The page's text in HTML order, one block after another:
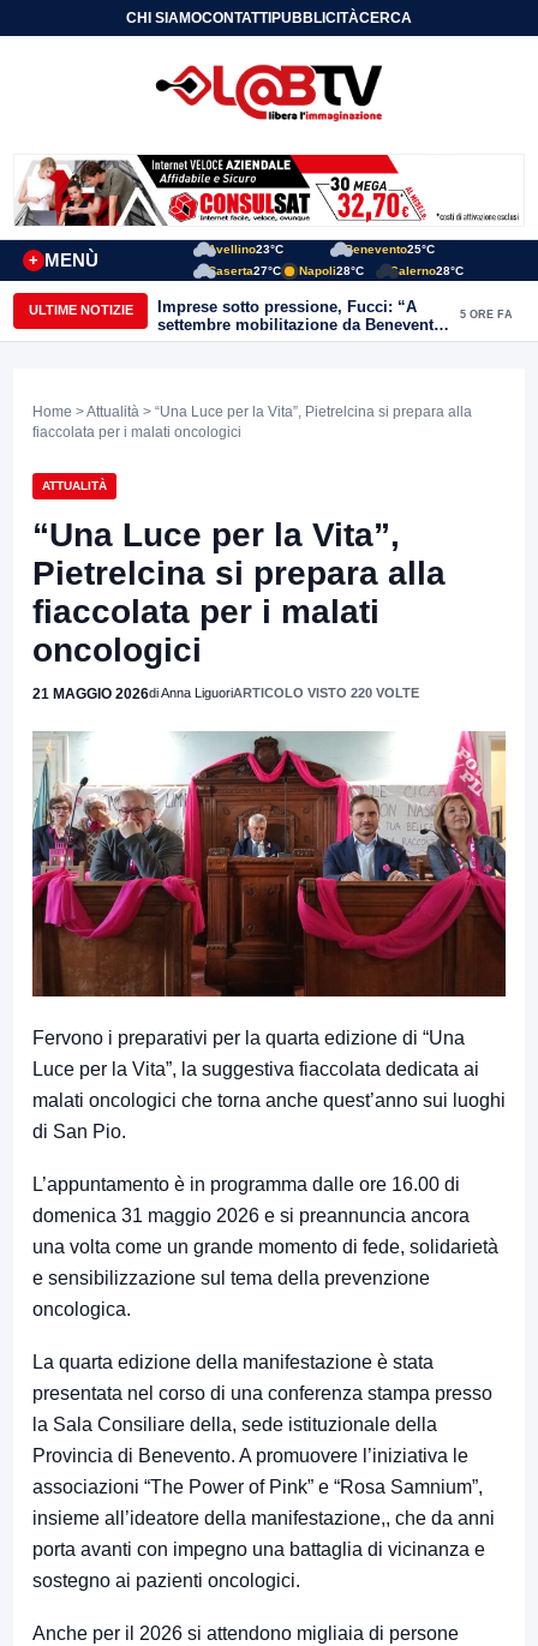
CHI SIAMOCONTATTIPUBBLICITÀCERCA
MENÙ
+
Avellino23°C Benevento25°C
Caserta27°C Napoli28°C Salerno28°C
ULTIME NOTIZIE
Imprese sotto pressione, Fucci: “A
settembre mobilitazione da Benevento
e Avellino”
5 ORE FA
Home >Attualità > “Una Luce per la Vita”, Pietrelcina si prepara alla
fiaccolata per i malati oncologici
ATTUALITÀ
“Una Luce per la Vita”,
Pietrelcina si prepara alla
fiaccolata per i malati
oncologici
21 MAGGIO 2026di Anna LiguoriARTICOLO VISTO 220 VOLTE
Fervono i preparativi per la quarta edizione di “Una
Luce per la Vita”, la suggestiva fiaccolata dedicata ai
malati oncologici che torna anche quest’anno sui luoghi
di San Pio.
L’appuntamento è in programma dalle ore 16.00 di
domenica 31 maggio 2026 e si preannuncia ancora
una volta come un grande momento di fede, solidarietà
e sensibilizzazione sul tema della prevenzione
oncologica.
La quarta edizione della manifestazione è stata
presentata nel corso di una conferenza stampa presso
la Sala Consiliare della, sede istituzionale della
Provincia di Benevento. A promuovere l’iniziativa le
associazioni “The Power of Pink” e “Rosa Samnium”,
insieme all’ideatore della manifestazione,, che da anni
porta avanti con impegno una battaglia di vicinanza e
sostegno ai pazienti oncologici.
Anche per il 2026 si attendono migliaia di persone